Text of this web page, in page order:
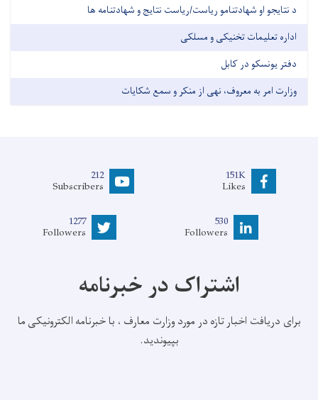
د نتایجو او شهادتنامو ریاست/ریاست نتایج و شهادتنامه ها
اداره تعلیمات تخنیکی و مسلکی
دفتر یونسکو در کابل
وزارت امر به معروف، نهی از منکر و سمع شکایات
151K
Likes
212
Subscribers
530
Followers
1277
Followers
اشتراک در خبرنامه
برای دریافت اخبار تازه در مورد وزارت معارف ، با خبرنامه الکترونیکی ما
بپیوندید.